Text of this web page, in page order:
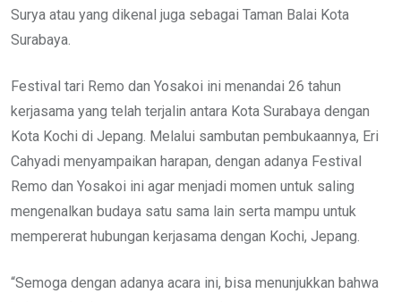
Surya atau yang dikenal juga sebagai Taman Balai Kota
Surabaya.
Festival tari Remo dan Yosakoi ini menandai 26 tahun
kerjasama yang telah terjalin antara Kota Surabaya dengan
Kota Kochi di Jepang. Melalui sambutan pembukaannya, Eri
Cahyadi menyampaikan harapan, dengan adanya Festival
Remo dan Yosakoi ini agar menjadi momen untuk saling
mengenalkan budaya satu sama lain serta mampu untuk
mempererat hubungan kerjasama dengan Kochi, Jepang.
“Semoga dengan adanya acara ini, bisa menunjukkan bahwa